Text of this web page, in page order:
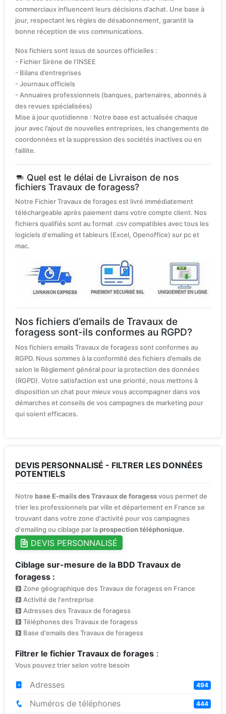
commerciaux influencent leurs décisions d’achat. Une base à
jour, respectant les règles de désabonnement, garantit la
bonne réception de vos communications.
Nos fichiers sont issus de sources officielles :
- Fichier Sirène de l’INSEE
- Bilans d’entreprises
- Journaux officiels
- Annuaires professionnels (banques, partenaires, abonnés à
des revues spécialisées)
Mise à jour quotidienne : Notre base est actualisée chaque
jour avec l’ajout de nouvelles entreprises, les changements de
coordonnées et la suppression des sociétés inactives ou en
faillite.
Quel est le délai de Livraison de nos
fichiers Travaux de foragess?
Notre Fichier Travaux de forages est livré immédiatement
téléchargeable après paiement dans votre compte client. Nos
fichiers qualifiés sont au format .csv compatibles avec tous les
logiciels d'emailing et tableurs (Excel, Openoffice) sur pc et
mac.
Nos fichiers d’emails de Travaux de
foragess sont-ils conformes au RGPD?
Nos fichiers emails Travaux de foragess sont conformes au
RGPD. Nous sommes à la conformité des fichiers d’emails de
selon le Règlement général pour la protection des données
(RGPD). Votre satisfaction est une priorité, nous mettons à
disposition un chat pour mieux vous accompagner dans vos
démarches et conseils de vos campagnes de marketing pour
qui soient efficaces.
DEVIS PERSONNALISÉ - FILTRER LES DONNÉES
POTENTIELS
Notre base E-mails des Travaux de foragessvous permet de
trier les professionnels par ville et département en France se
trouvant dans votre zone d'activité pour vos campagnes
d'emailing ou ciblage par laprospection téléphonique.
DEVIS PERSONNALISÉ
Ciblage sur-mesure de la BDD Travaux de
foragess :
Zone géographique des Travaux de foragess en France
Activité de l'entreprise
Adresses des Travaux de foragess
Téléphones des Travaux de foragess
Base d'emails des Travaux de foragess
Filtrer le fichier Travaux de forages :
Vous pouvez trier selon votre besoin
Adresses 494
Numéros de téléphones 444